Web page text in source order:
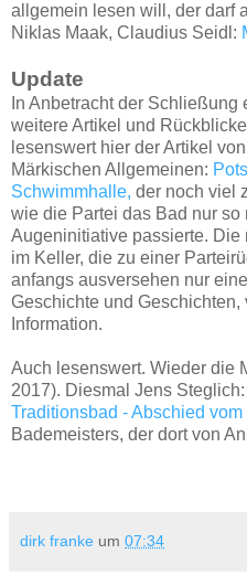
allgemein lesen will, der darf
Niklas Maak, Claudius Seidl:
Update
In Anbetracht der
weitere Artikel und
lesenswert hier der Artikel
Märkischen Allgemeinen:
Schwimmhalle, der noch viel
wie die Partei das Bad nur
Augeninitiative passierte.
im Keller, die zu einer
anfangs ausversehen nur
Geschichte und Geschichten,
Information.
Auch lesenswert. Wieder die
2017). Diesmal Jens Steglich:
Traditionsbad - Abschied
Bademeisters, der dort von
dirk franke um 07:34